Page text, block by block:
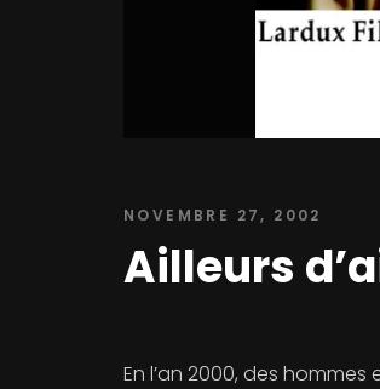
NOVEMBRE 27, 2002
Ailleurs
En l’an 2000, des